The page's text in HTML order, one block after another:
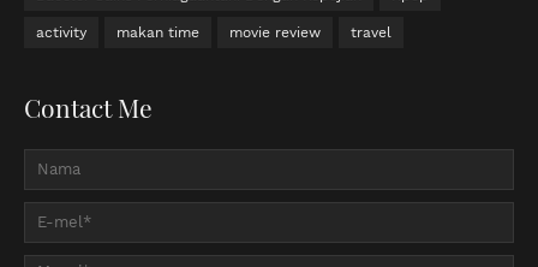
activity makan time movie review travel
Contact Me